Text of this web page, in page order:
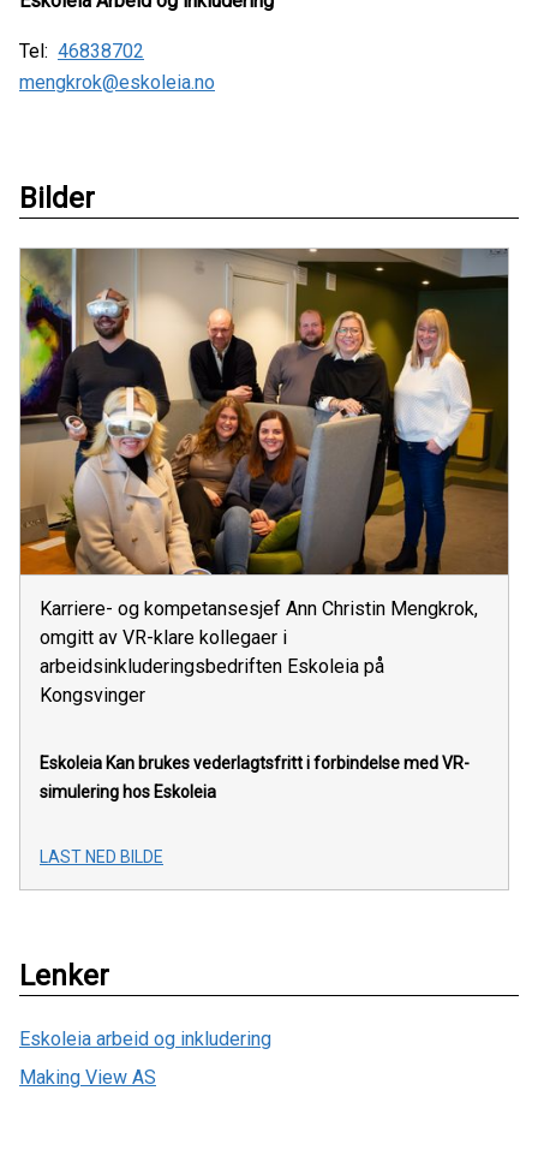
Tel: 46838702
mengkrok@eskoleia.no
Bilder
Karriere- og kompetansesjef Ann Christin Mengkrok,
omgitt av VR-klare kollegaer i
arbeidsinkluderingsbedriften Eskoleia på
Kongsvinger
Eskoleia Kan brukes vederlagtsfritt i forbindelse med VR-
simulering hos Eskoleia
LAST NED BILDE
Lenker
Eskoleia arbeid og inkludering
Making View AS